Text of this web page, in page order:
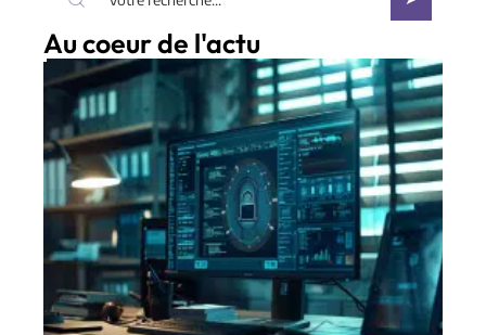
Au coeur de l'actu